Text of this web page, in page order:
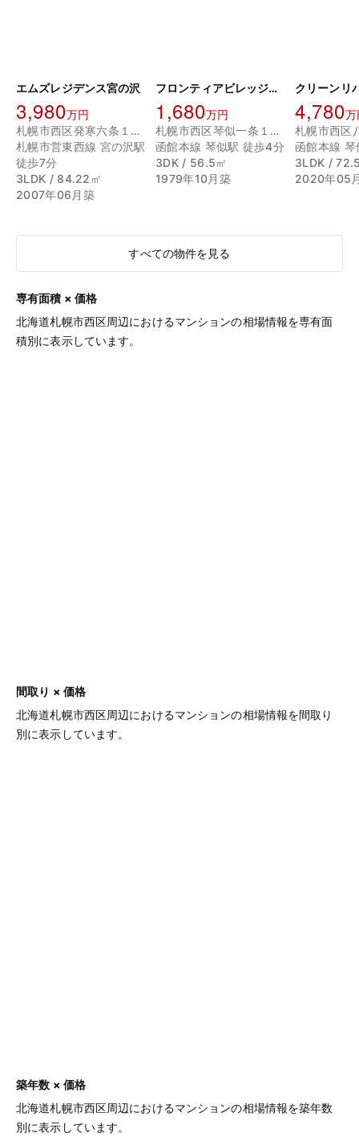
エムズレジデンス宮の沢
3,980万円
札幌市西区発寒六条１３丁目
札幌市営東西線 宮の沢駅
徒歩7分
3LDK / 84.22㎡
2007年06月築
フロンティアビレッジ琴似コート
1,680万円
札幌市西区琴似一条１丁目
函館本線 琴似駅 徒歩4分
3DK / 56.5㎡
1979年10月築
4,780万
函館本線
3LDK /
2020年05
すべての物件を見る
専有面積 × 価格
北海道札幌市西区周辺におけるマンションの相場情報を専有面
積別に表示しています。
間取り × 価格
北海道札幌市西区周辺におけるマンションの相場情報を間取り
別に表示しています。
築年数 × 価格
北海道札幌市西区周辺におけるマンションの相場情報を築年数
別に表示しています。